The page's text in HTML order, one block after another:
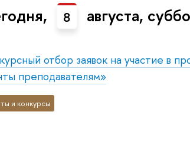
8 августа,
отбор заявок на участие в
преподавателям»
и конкурсы